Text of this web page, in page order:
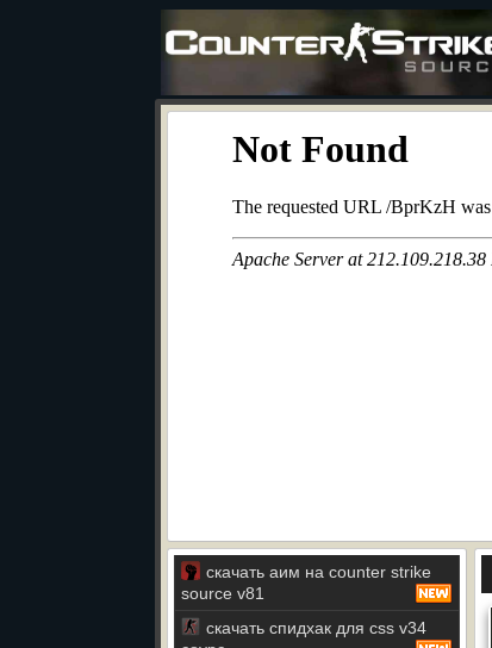
скачать аим на counter strike
source v81
скачать спидхак для css v34